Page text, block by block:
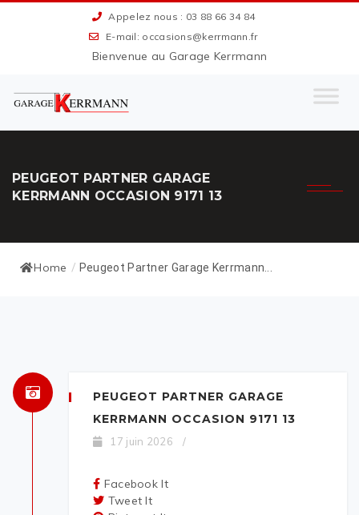
Appelez nous : 03 88 66 34 84
E-mail: occasions@kerrmann.fr
Bienvenue au Garage Kerrmann
PEUGEOT PARTNER GARAGE
KERRMANN OCCASION 9171 13
Home / Peugeot Partner Garage Kerrmann...
PEUGEOT PARTNER GARAGE
KERRMANN OCCASION 9171 13
17 juin 2026 /
Facebook It
Tweet It